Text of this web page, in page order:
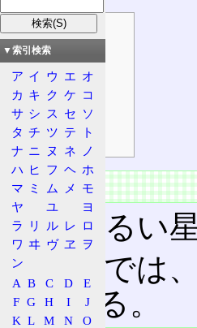
目次
特徴
神話
資料
隣接する星座
代表的な恒星
特徴
特に明るい
占星術では
っている。
▼索引検索
ア イ ウ エ オ
カ キ ク ケ コ
サ シ ス セ ソ
タ チ ツ テ
ト
ナ ニ ヌ ネ
ノ
ハ ヒ フ ヘ ホ
マ ミ ム メ
モ
ヤ
ユ
ヨ
ラ
リ ル レ ロ
ワ ヰ ヴ ヱ
ヲ
ン
A B C D
E
F G H I
J
K L M N
O